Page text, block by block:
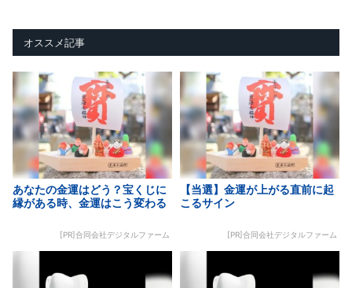
オススメ記事
あなたの金運はどう？宝くじに
縁がある時、金運はこう変わる
[PR]合同会社デジタルファーム
【当選】金運が上がる直前に起
こるサイン
[PR]合同会社デジタルファーム